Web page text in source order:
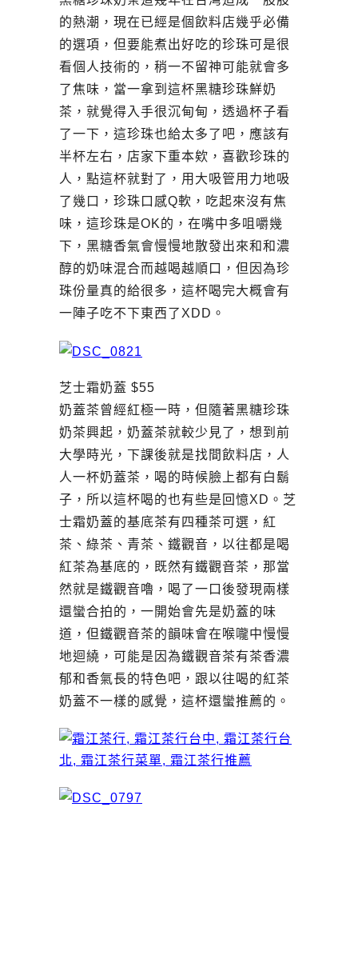
的熱潮，現在已經是個飲料店幾乎必備
的選項，但要能煮出好吃的珍珠可是很
看個人技術的，稍一不留神可能就會多
了焦味，當一拿到這杯黑糖珍珠鮮奶
茶，就覺得入手很沉甸甸，透過杯子看
了一下，這珍珠也給太多了吧，應該有
半杯左右，店家下重本欸，喜歡珍珠的
人，點這杯就對了，用大吸管用力地吸
了幾口，珍珠口感Q軟，吃起來沒有焦
味，這珍珠是OK的，在嘴中多咀嚼幾
下，黑糖香氣會慢慢地散發出來和和濃
醇的奶味混合而越喝越順口，但因為珍
珠份量真的給很多，這杯喝完大概會有
一陣子吃不下東西了XDD。
芝士霜奶蓋 $55
奶蓋茶曾經紅極一時，但隨著黑糖珍珠
奶茶興起，奶蓋茶就較少見了，想到前
大學時光，下課後就是找間飲料店，人
人一杯奶蓋茶，喝的時候臉上都有白鬍
子，所以這杯喝的也有些是回憶XD。芝
士霜奶蓋的基底茶有四種茶可選，紅
茶、綠茶、青茶、鐵觀音，以往都是喝
紅茶為基底的，既然有鐵觀音茶，那當
然就是鐵觀音嚕，喝了一口後發現兩樣
還蠻合拍的，一開始會先是奶蓋的味
道，但鐵觀音茶的韻味會在喉嚨中慢慢
地迴繞，可能是因為鐵觀音茶有茶香濃
郁和香氣長的特色吧，跟以往喝的紅茶
奶蓋不一樣的感覺，這杯還蠻推薦的。